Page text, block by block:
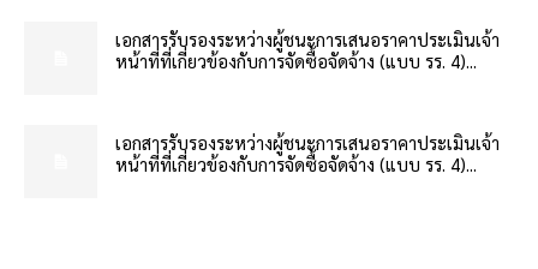
เอกสารรับรองระหว่างผู้ชนะการเสนอราคาประเมินเจ้า
หน้าที่ที่เกี่ยวข้องกับการจัดซื้อจัดจ้าง (แบบ รร. 4)...
เอกสารรับรองระหว่างผู้ชนะการเสนอราคาประเมินเจ้า
หน้าที่ที่เกี่ยวข้องกับการจัดซื้อจัดจ้าง (แบบ รร. 4)...